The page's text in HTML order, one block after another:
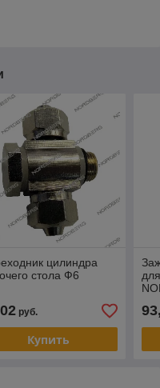
цилиндра
стола Ф6
руб.
Купить